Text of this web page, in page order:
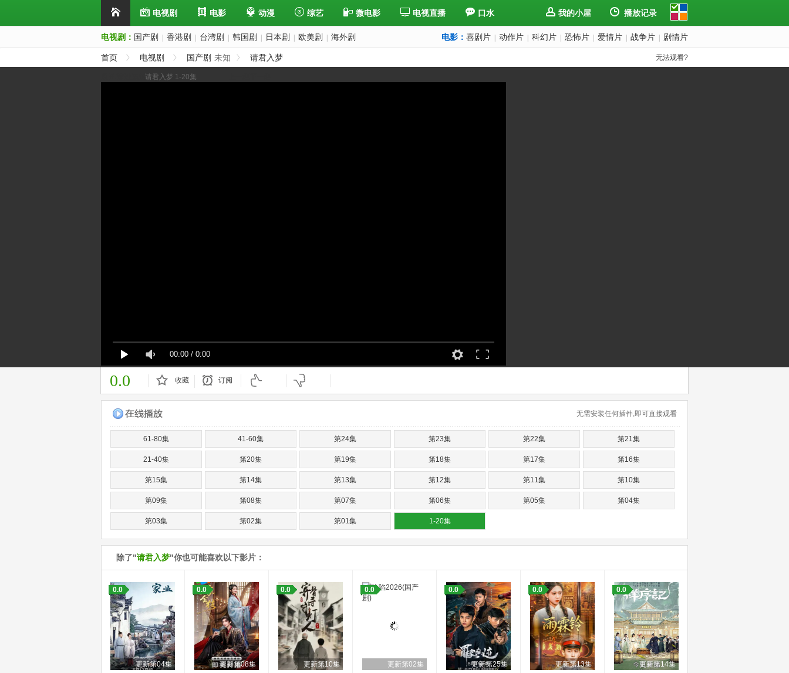
电视剧 电影 动漫 综艺 微电影 电视直播 口水 我的小屋 播放记录
电视剧： 国产剧 香港剧 台湾剧 韩国剧 日本剧 欧美剧 海外剧 电影： 喜剧片 动作片 科幻片 恐怖片 爱情片 战争片 剧情片
无法观看?
首页 电视剧 国产剧 未知 请君入梦
请君入梦 1-20集
00:00 / 0:00
0.0 收藏 订阅
无需安装任何插件,即可直接观看
61-80集 41-60集 第24集 第23集 第22集 第21集
21-40集 第20集 第19集 第18集 第17集 第16集
第15集 第14集 第13集 第12集 第11集 第10集
第09集 第08集 第07集 第06集 第05集 第04集
第03集 第02集 第01集 1-20集
除了"请君入梦"你也可能喜欢以下影片：
更新第04集
0.0
更新第08集
0.0
更新第10集
0.0
更新第02集
0.0
更新第25集
0.0
更新第13集
0.0
更新第14集
0.0